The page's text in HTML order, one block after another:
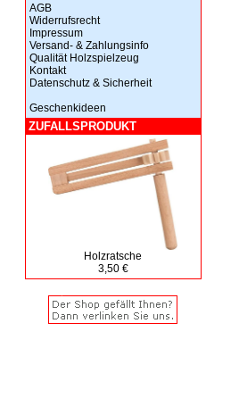
AGB
Widerrufsrecht
Impressum
Versand- & Zahlungsinfo
Qualität Holzspielzeug
Kontakt
Datenschutz & Sicherheit
Geschenkideen
ZUFALLSPRODUKT
Holzratsche
3,50 €